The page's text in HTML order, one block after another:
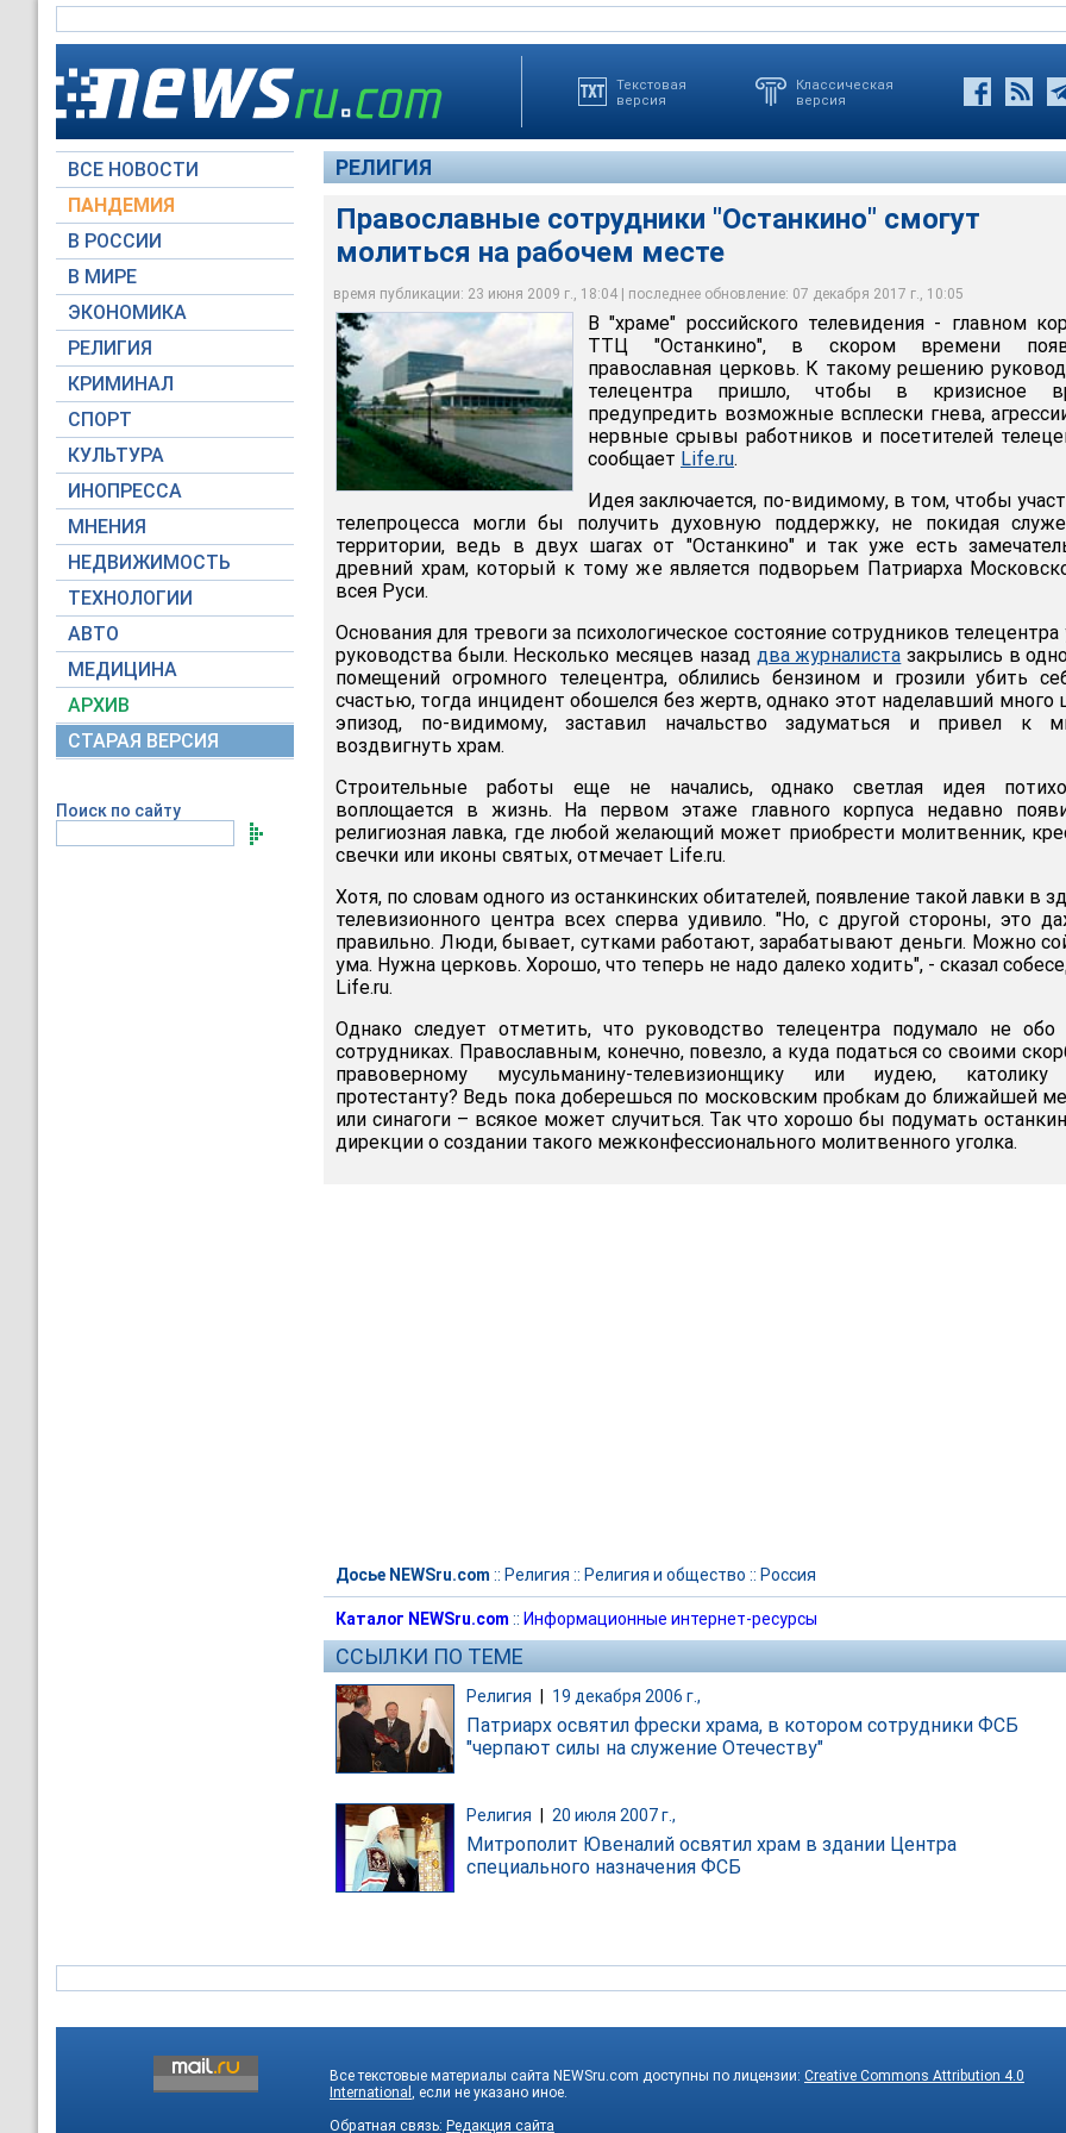
Текстовая
версия
Классическая
версия
ВСЕ НОВОСТИ
ПАНДЕМИЯ
В РОССИИ
В МИРЕ
ЭКОНОМИКА
РЕЛИГИЯ
КРИМИНАЛ
СПОРТ
КУЛЬТУРА
ИНОПРЕССА
МНЕНИЯ
НЕДВИЖИМОСТЬ
ТЕХНОЛОГИИ
АВТО
МЕДИЦИНА
АРХИВ
СТАРАЯ ВЕРСИЯ
Поиск по сайту
РЕЛИГИЯ
Православные сотрудники "Останкино" смогут
молиться на рабочем месте
время публикации: 23 июня 2009 г., 18:04 | последнее обновление: 07 декабря 2017 г., 10:05
Православные сотрудники "Останкина" смогут молиться на рабочем месте
ostankino.ru
В "храме" российского телевидения - главном
ТТЦ "Останкино", в скором времени
православная церковь. К такому решению
телецентра пришло, чтобы в кризисное
предупредить возможные всплески гнева,
нервные срывы работников и посетителей
сообщает Life.ru.
Идея заключается, по-видимому, в том, чтобы
телепроцесса могли бы получить духовную поддержку, не покидая
территории, ведь в двух шагах от "Останкино" и так уже есть
древний храм, который к тому же является подворьем Патриарха
всея Руси.
Основания для тревоги за психологическое состояние сотрудников телецентра
руководства были. Несколько месяцев назад два журналиста закрылись в
помещений огромного телецентра, облились бензином и грозили убить
счастью, тогда инцидент обошелся без жертв, однако этот наделавший много
эпизод, по-видимому, заставил начальство задуматься и привел к
воздвигнуть храм.
Строительные работы еще не начались, однако светлая идея
воплощается в жизнь. На первом этаже главного корпуса недавно
религиозная лавка, где любой желающий может приобрести молитвенник,
свечки или иконы святых, отмечает Life.ru.
Хотя, по словам одного из останкинских обитателей, появление такой лавки в
телевизионного центра всех сперва удивило. "Но, с другой стороны, это
правильно. Люди, бывает, сутками работают, зарабатывают деньги. Можно
ума. Нужна церковь. Хорошо, что теперь не надо далеко ходить", - сказал
Life.ru.
Однако следует отметить, что руководство телецентра подумало не обо
сотрудниках. Православным, конечно, повезло, а куда податься со своими
правоверному мусульманину-телевизионщику или иудею,
протестанту? Ведь пока доберешься по московским пробкам до ближайшей
или синагоги – всякое может случиться. Так что хорошо бы подумать
дирекции о создании такого межконфессионального молитвенного уголка.
Досье NEWSru.com :: Религия :: Религия и общество :: Россия
Каталог NEWSru.com :: Информационные интернет-ресурсы
ССЫЛКИ ПО ТЕМЕ
Религия 19 декабря 2006 г.,
Патриарх освятил фрески храма, в котором сотрудники ФСБ
"черпают силы на служение Отечеству"
Религия 20 июля 2007 г.,
Митрополит Ювеналий освятил храм в здании Центра
специального назначения ФСБ
Все текстовые материалы сайта NEWSru.com доступны по лицензии: Creative Commons Attribution 4.0
International
, если не указано иное.
Обратная связь: Редакция сайта